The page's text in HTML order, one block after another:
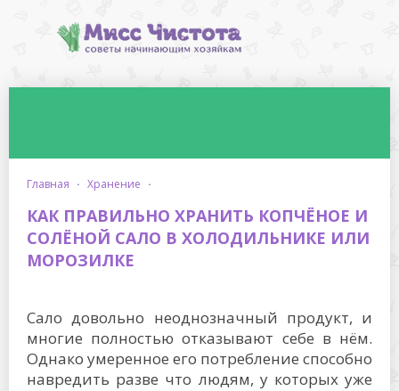
главная · хранение ·
КАК ПРАВИЛЬНО ХРАНИТЬ КОПЧЁНОЕ И
СОЛЁНОЙ САЛО В ХОЛОДИЛЬНИКЕ ИЛИ
МОРОЗИЛКЕ
Сало довольно неоднозначный продукт, и
многие полностью отказывают себе в нём.
Однако умеренное его потребление способно
навредить разве что людям, у которых уже